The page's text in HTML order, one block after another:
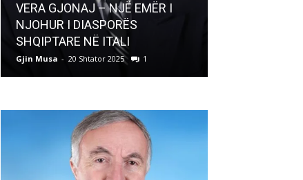
VERA GJONAJ – NJË EMËR I
NJOHUR I DIASPORËS
SHQIPTARE NË ITALI
Gjin Musa - 20 Shtator 2025 1